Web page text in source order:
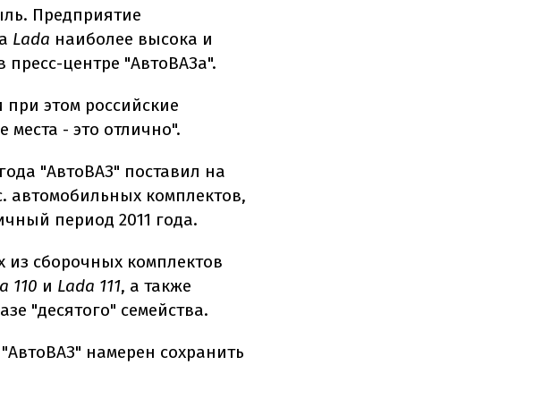
Предприятие
Lada наиболее высока и
центре "АвтоВАЗа".
этом российские
- это отлично".
"АвтоВАЗ" поставил на
автомобильных комплектов,
период 2011 года.
из сборочных комплектов
110 и Lada 111, а также
"десятого" семейства.
намерен сохранить